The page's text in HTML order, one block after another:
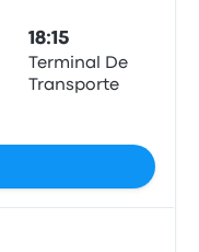
18:15
Terminal De
Transporte